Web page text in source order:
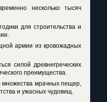
несколько тысяч
для строительства и
армии из кровожадных
силой древнегреческих
преимущества.
множества мрачных пещер,
и ужасных чудовищ.